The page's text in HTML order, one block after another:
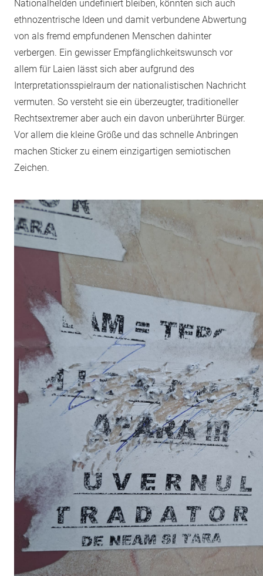
Nationalhelden undefiniert bleiben, könnten sich auch
ethnozentrische Ideen und damit verbundene Abwertung
von als fremd empfundenen Menschen dahinter
verbergen. Ein gewisser Empfänglichkeitswunsch vor
allem für Laien lässt sich aber aufgrund des
Interpretationsspielraum der nationalistischen Nachricht
vermuten. So versteht sie ein überzeugter, traditioneller
Rechtsextremer aber auch ein davon unberührter Bürger.
Vor allem die kleine Größe und das schnelle Anbringen
machen Sticker zu einem einzigartigen semiotischen
Zeichen.